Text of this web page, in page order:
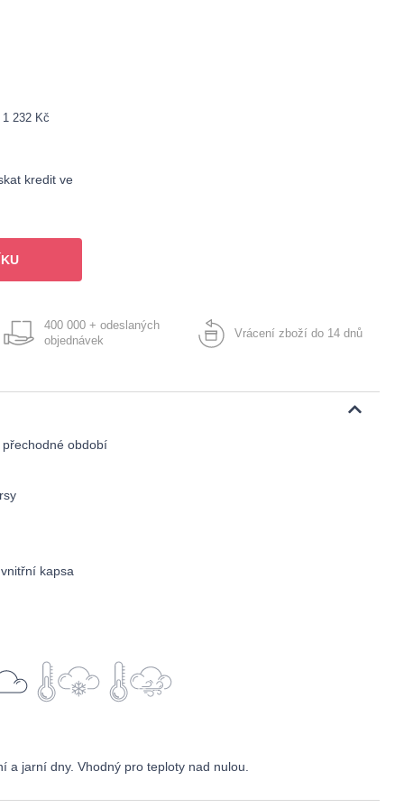
232 Kč
kredit ve
400 000 + odeslaných
objednávek
Vrácení zboží do 14 dnů
období
kapsa
a jarní dny. Vhodný pro teploty nad nulou.